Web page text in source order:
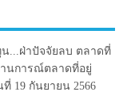
น...ฝ่าปัจจัยลบ ตลาดที่
นการณ์ตลาดที่อยู่
19 กันยายน 2566